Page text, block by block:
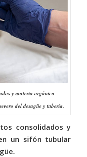
y materia orgánica
del desagüe y tubería.
consolidados y
un sifón tubular